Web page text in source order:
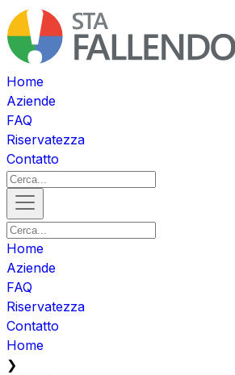
Home
Aziende
FAQ
Riservatezza
Contatto
Home
Aziende
FAQ
Riservatezza
Contatto
Home
❯